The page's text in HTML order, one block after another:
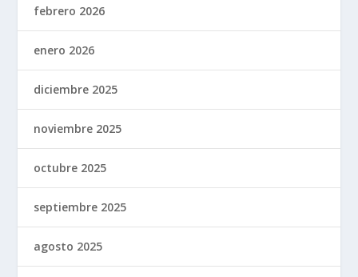
febrero 2026
enero 2026
diciembre 2025
noviembre 2025
octubre 2025
septiembre 2025
agosto 2025